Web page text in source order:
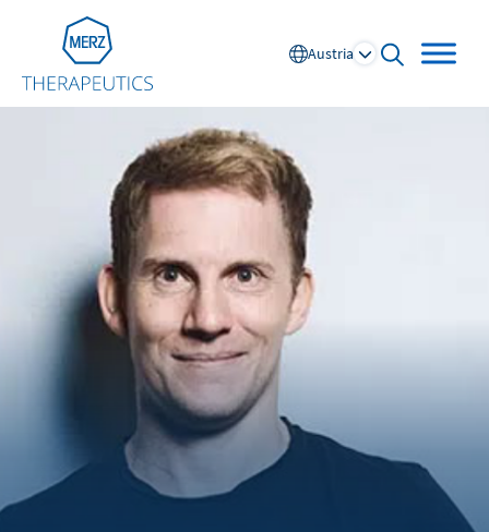
Go to Homepage
Austria
Europe
FR
Netherlands
Portugal
Russia
Switzerland
Nordics